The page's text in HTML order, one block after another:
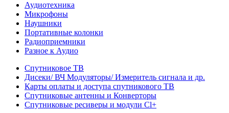
Аудиотехника
Микрофоны
Наушники
Портативные колонки
Радиоприемники
Разное к Аудио
Спутниковое ТВ
Дисеки/ ВЧ Модуляторы/ Измеритель сигнала и др.
Карты оплаты и доступа спутникового ТВ
Спутниковые антенны и Конверторы
Спутниковые ресиверы и модули Cl+